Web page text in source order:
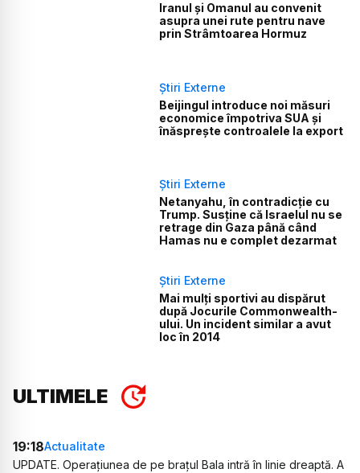
Iranul și Omanul au convenit
asupra unei rute pentru nave
prin Strâmtoarea Hormuz
Știri Externe
Beijingul introduce noi măsuri
economice împotriva SUA și
înăsprește controalele la export
Știri Externe
Netanyahu, în contradicție cu
Trump. Susține că Israelul nu se
retrage din Gaza până când
Hamas nu e complet dezarmat
Știri Externe
Mai mulți sportivi au dispărut
după Jocurile Commonwealth-
ului. Un incident similar a avut
loc în 2014
ULTIMELE
19:18Actualitate
UPDATE. Operațiunea de pe brațul Bala intră în linie dreaptă. A